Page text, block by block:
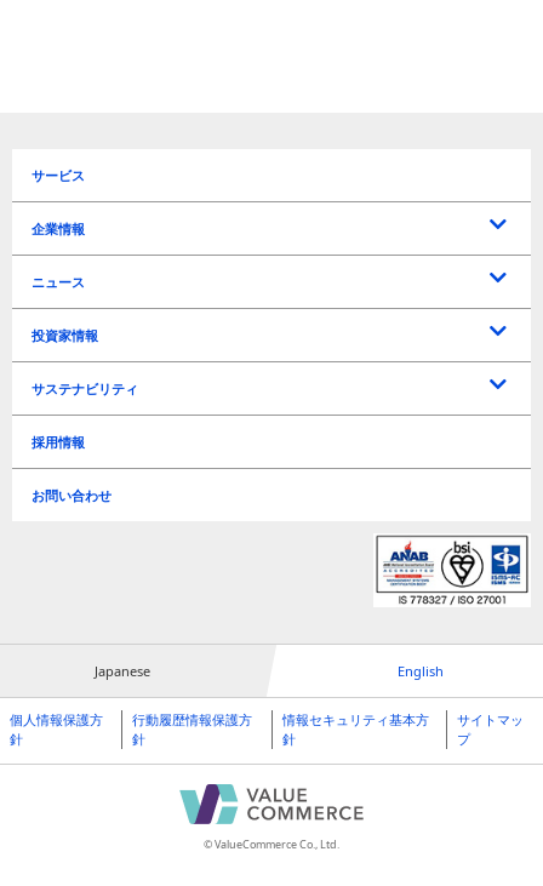
サービス
企業情報
トップメッセージ
企業理念
会社概要
役員一覧
沿革
所在地 / アクセス
ニュース
プレスリリース
お知らせ
投資家情報
IRリリース
IRカレンダー
経営方針
マーケティングソリューションズ事業戦略
トラベルテック事業戦略
新規事業戦略
ディスクロージャーポリシー
ライブラリー
中期経営計画
決算短信
決算説明資料
有価証券報告書
アニュアルレポート
業績・財務情報
連結経営指標
年度別業績推移
四半期別業績推移
株式情報
株式情報
株主関連
株主総会
配当
IRに関するお問い合わせ
よくあるご質問
電子公告
免責事項
サステナビリティ
サステナビリティ基本方針
リスク管理
事業継続計画基本方針
事業等のリスク
Environment（環境）
TCFD
環境負荷軽減
Social（社会）
情報セキュリティ
ビジネス
人材育成 / 職場環境 / 人権
Governance（ガバナンス）
Governance（ガバナンス）
ESGデータ
GRIガイドライン対照表
編集方針
採用情報
お問い合わせ
Japanese English
© ValueCommerce Co., Ltd.
個人情報保護方
針
行動履歴情報保護方
針
情報セキュリティ基本方
針
サイトマッ
プ